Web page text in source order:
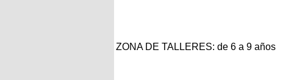
ZONA DE TALLERES: de 6 a 9 años